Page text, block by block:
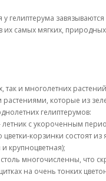
у гелиптерума
самых мягких,
и многолетних
которые из
гелиптерумов:
летник с укороченным
корзинки состоят
крупноцветная);
столь многочисленны, что
на очень тонких